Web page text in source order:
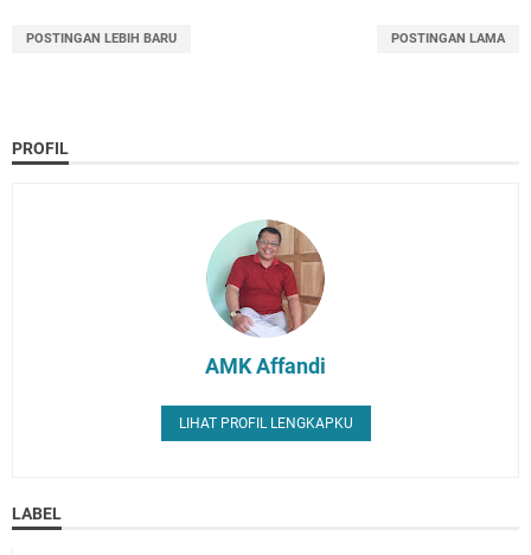
POSTINGAN LEBIH BARU POSTINGAN LAMA
PROFIL
AMK Affandi
LIHAT PROFIL LENGKAPKU
LABEL